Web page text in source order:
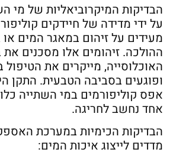
הבדיקות המיקרוביאליות של מי
על ידי מדידה של חיידקים
מעידים על זיהום במאגר המים
ההולכה. זיהומים אלו מסכנים את
האוכלוסייה, מייקרים את
ופוגעים בסביבה הטבעית. התקן
אפס קוליפורמים במי השתייה
אחד נחשב לחריגה.
הבדיקות הכימיות במערכת
מדדים לייצוג איכות המים: